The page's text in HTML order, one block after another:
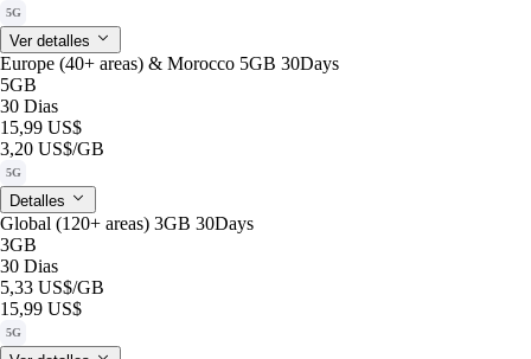
5G
Ver detalles
Europe (40+ areas) & Morocco 5GB 30Days
5GB
30 Dias
15,99 US$
3,20 US$/GB
5G
Detalles
Global (120+ areas) 3GB 30Days
3GB
30 Dias
5,33 US$/GB
15,99 US$
5G